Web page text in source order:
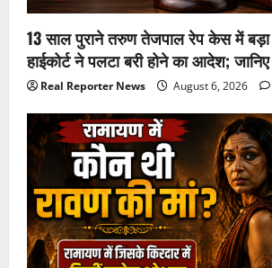
13 साल पुराने तरुण तेजपाल रेप केस में बड़ा
हाईकोर्ट ने पलटा बरी होने का आदेश;
Real Reporter News August 6, 2026